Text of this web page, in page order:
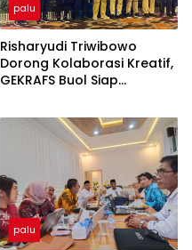
palu
Risharyudi Triwibowo
Dorong Kolaborasi Kreatif,
GEKRAFS Buol Siap
palu